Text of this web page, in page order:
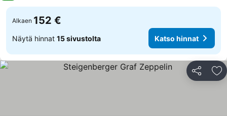
Alkaen 152 €
Näytä hinnat 15 sivustolta Katso hinnat
Jaa